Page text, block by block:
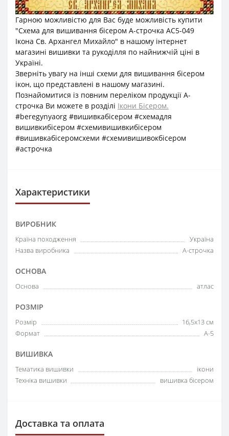
Гарною можливістю для Вас буде можливість купити
"Схема для вишивання бісером А-строчка АС5-049
Ікона Св. Архангел Михайло" в нашому інтернет
магазині вишивки та рукоділля по найнижчій ціні в
Україні.
Зверніть увагу на інші схеми для вишивання бісером
ікон, що представлені в нашому магазині.
Познайомитися із повним переліком продукції А-
строчка Ви можете в розділі Ікони Бісером.
#beregynyaorg #вишивкабісером #схемадля
вишивкибісером #схемивишивкибісером
#вишивкабісеромсхеми #схемивишивокбісером
#астрочка
Характеристики
ВИРОБНИК
Країна походження
Україна
Назва виробника
А-строчка
ОСНОВА
Основа атлас
РОЗМІР
Розмір
16,5х13 см
Формат
А-5
ВИШИВКА
Тематика вишивки
ікони
Техніка вишивки
вишивка бісером
Доставка та оплата